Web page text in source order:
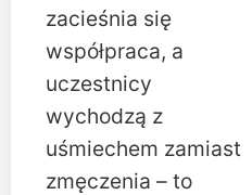
zacieśnia się
współpraca, a
uczestnicy
wychodzą z
uśmiechem zamiast
zmęczenia – to